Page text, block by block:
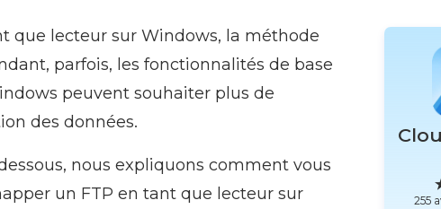
que lecteur sur Windows, la méthode
parfois, les fonctionnalités de base
peuvent souhaiter plus de
des données.
nous expliquons comment vous
un FTP en tant que lecteur sur
255